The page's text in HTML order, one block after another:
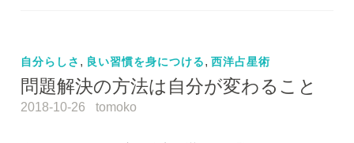
自分らしさ , 良い習慣を身につける,西洋占星術
問題解決の方法は自分が変わること
2018-10-26 tomoko